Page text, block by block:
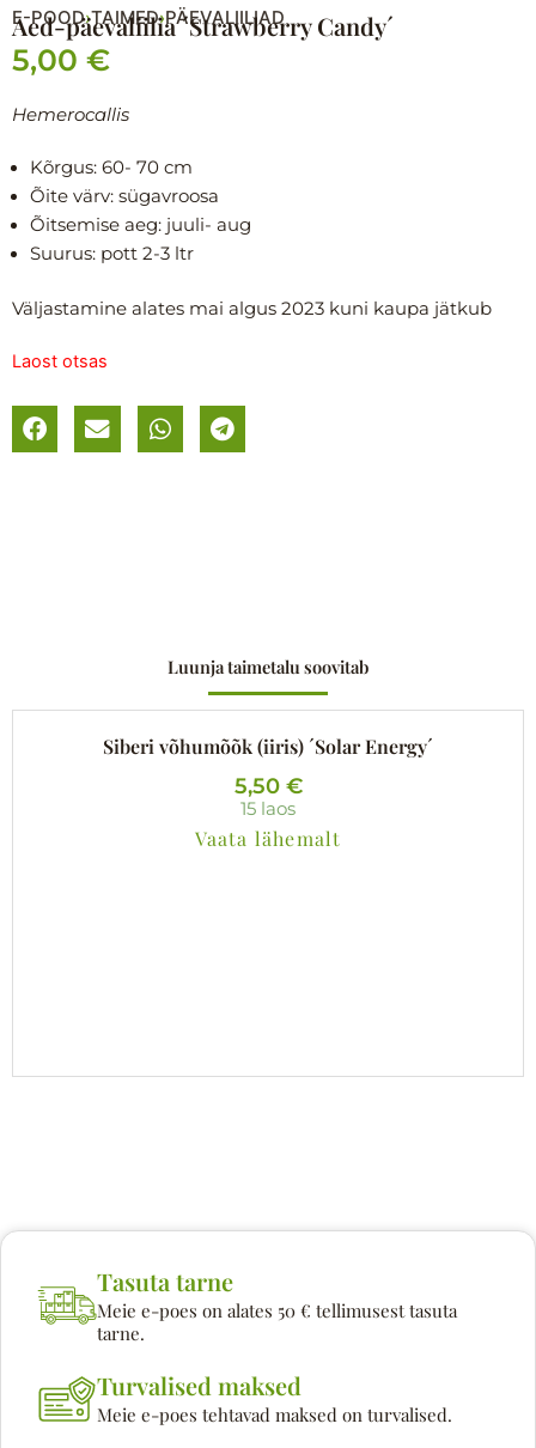
E-POOD›TAIMED›PÄEVALIILIAD
Aed-päevaliilia ´Strawberry Candy´
5,00 €
Hemerocallis
Kõrgus: 60- 70 cm
Õite värv: sügavroosa
Õitsemise aeg: juuli- aug
Suurus: pott 2-3 ltr
Väljastamine alates mai algus 2023 kuni kaupa jätkub
Laost otsas
Luunja taimetalu soovitab
Siberi võhumõõk (iiris) ´Solar Energy´
5,50 €
15 laos
Vaata lähemalt
Tasuta tarne
Meie e-poes on alates 50 € tellimusest tasuta
tarne.
Turvalised maksed
Meie e-poes tehtavad maksed on turvalised.